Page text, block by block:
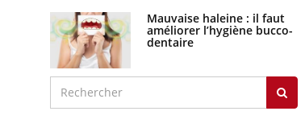
Mauvaise haleine : il faut
améliorer l’hygiène bucco-
dentaire